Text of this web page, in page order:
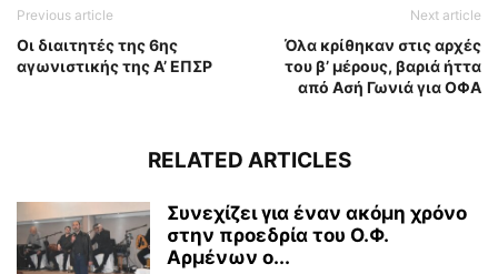
Previous article
Οι διαιτητές της 6ης
αγωνιστικής της Α’ ΕΠΣΡ
Next article
Όλα κρίθηκαν στις αρχές
του β’ μέρους, βαριά ήττα
από Ασή Γωνιά για ΟΦΑ
RELATED ARTICLES
Συνεχίζει για έναν ακόμη χρόνο
στην προεδρία του Ο.Φ.
Αρμένων ο...